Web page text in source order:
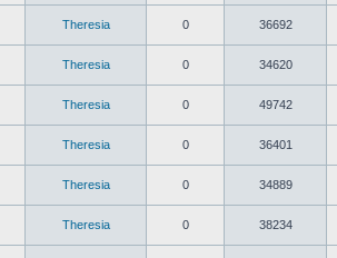
Theresia 0 36692
Theresia 0 34620
Theresia 0 49742
Theresia 0 36401
Theresia 0 34889
Theresia 0 38234